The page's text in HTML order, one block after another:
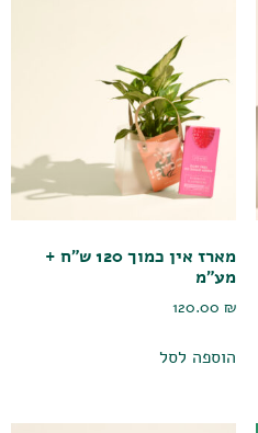
מארז אין כמוך 120 ש"ח +
מע"מ
120.00₪
הוספה לסל